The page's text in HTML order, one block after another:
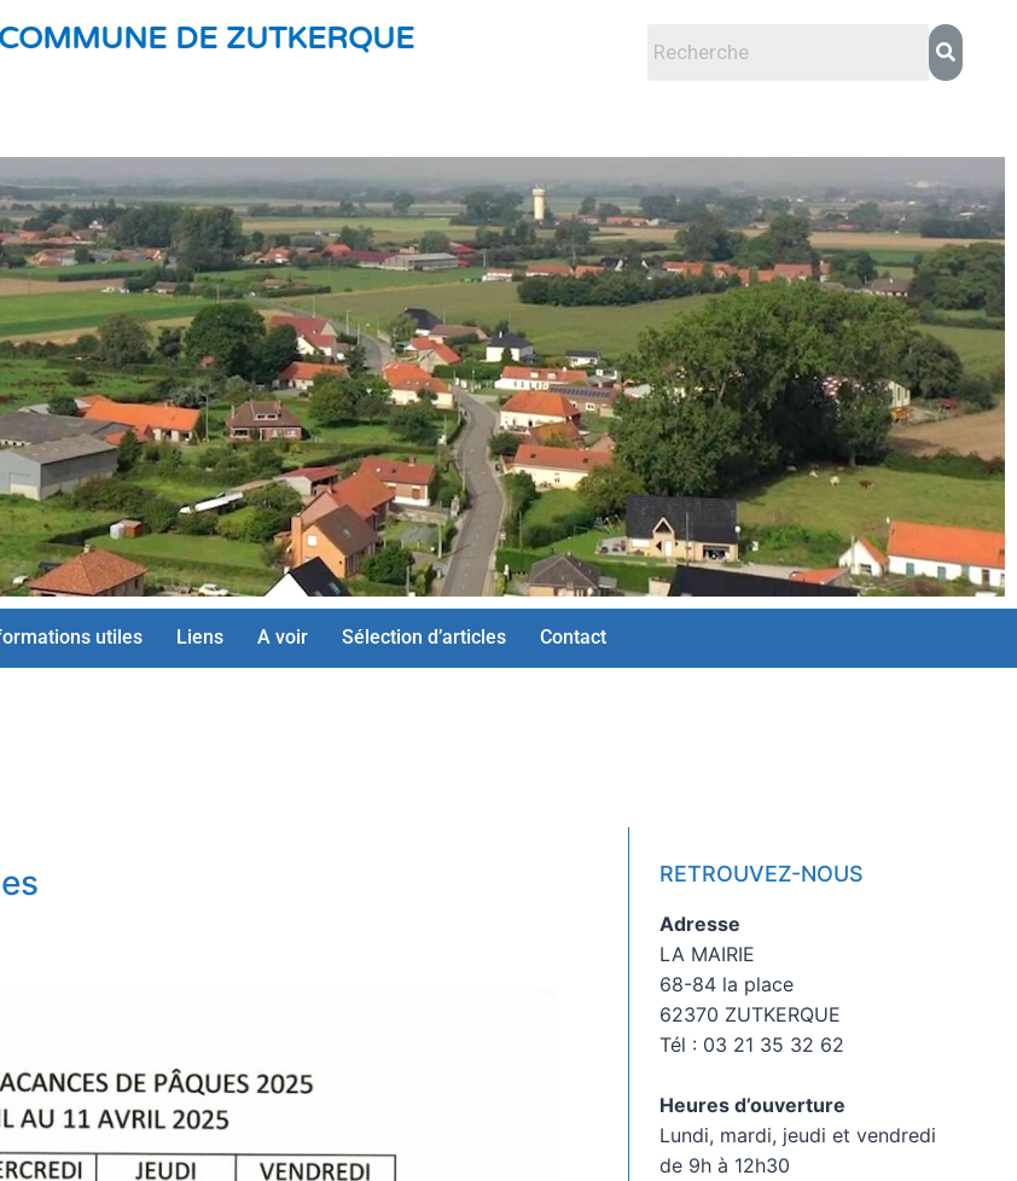
COMMUNE DE ZUTKERQUE
utiles Liens A voir Sélection d’articles Contact
RETROUVEZ-NOUS
Adresse
LA MAIRIE
68-84 la place
62370 ZUTKERQUE
Tél : 03 21 35 32 62
Heures d’ouverture
Lundi, mardi, jeudi et vendredi
de 9h à 12h30